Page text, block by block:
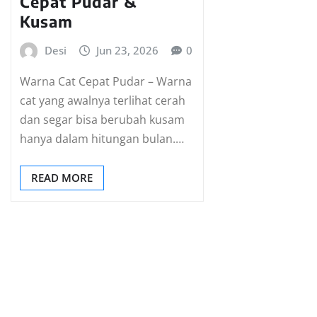
Kusam
Desi Jun 23, 2026 0
Warna Cat Cepat Pudar – Warna
cat yang awalnya terlihat cerah
dan segar bisa berubah kusam
hanya dalam hitungan bulan.…
READ MORE